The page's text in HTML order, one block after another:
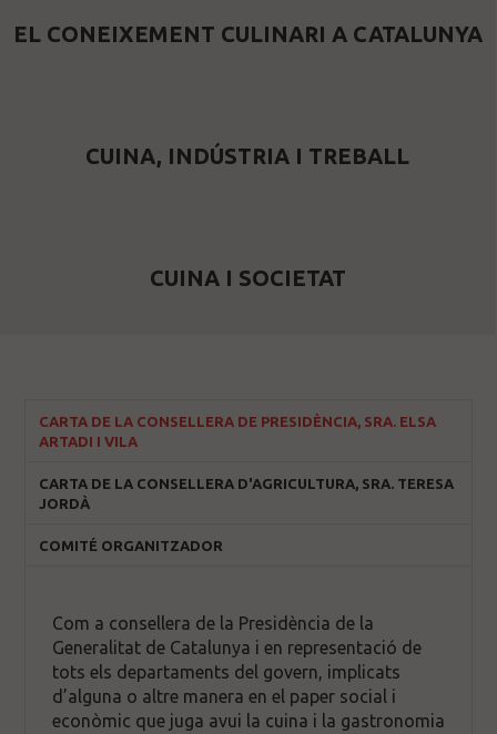
EL CONEIXEMENT CULINARI A CATALUNYA
CUINA, INDÚSTRIA I TREBALL
CUINA I SOCIETAT
CARTA DE LA CONSELLERA DE PRESIDÈNCIA, SRA. ELSA
ARTADI I VILA
CARTA DE LA CONSELLERA D'AGRICULTURA, SRA. TERESA
JORDÀ
COMITÉ ORGANITZADOR
Com a consellera de la Presidència de la
Generalitat de Catalunya i en representació de
tots els departaments del govern, implicats
d’alguna o altre manera en el paper social i
econòmic que juga avui la cuina i la gastronomia